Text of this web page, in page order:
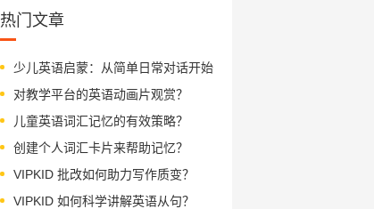
热门文章
少儿英语启蒙：从简单日常对话开始
对教学平台的英语动画片观赏？
儿童英语词汇记忆的有效策略？
创建个人词汇卡片来帮助记忆？
VIPKID 批改如何助力写作质变？
VIPKID 如何科学讲解英语从句？